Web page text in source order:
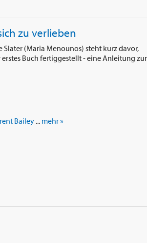
zu verlieben
(Maria Menounos) steht kurz davor,
Buch fertiggestellt - eine Anleitung
Bailey... mehr »